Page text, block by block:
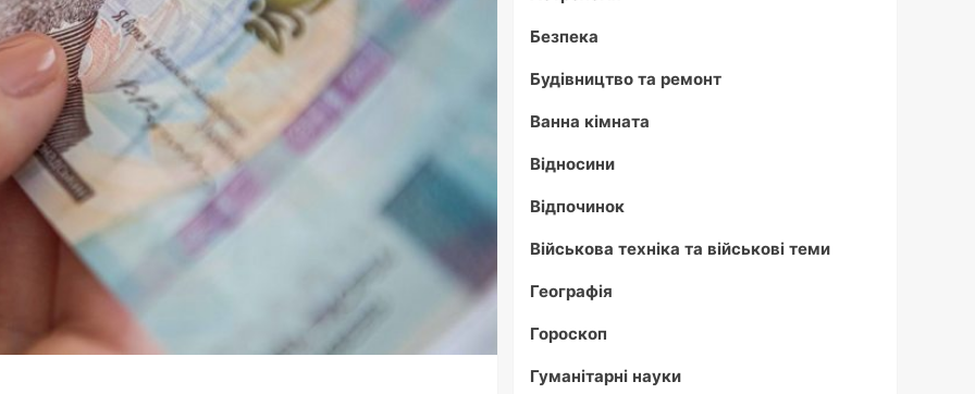
Безпека
Будівництво та ремонт
Ванна кімната
Відносини
Відпочинок
Військова техніка та військові теми
Географія
Гороскоп
Гуманітарні науки